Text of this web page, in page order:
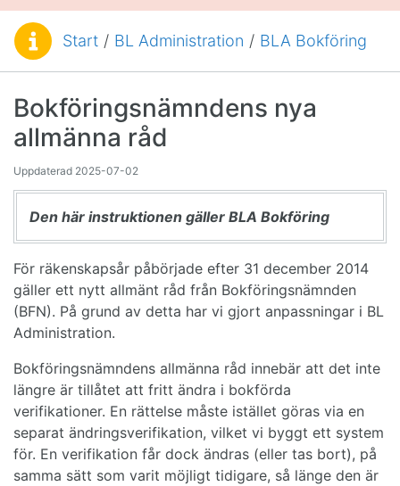
Du är här:Start / BL Administration / BLA Bokföring
Bokföringsnämndens nya
allmänna råd
Uppdaterad 2025-07-02
Den här instruktionen gäller BLA Bokföring
För räkenskapsår påbörjade efter 31 december 2014
gäller ett nytt allmänt råd från Bokföringsnämnden
(BFN). På grund av detta har vi gjort anpassningar i BL
Administration.
Bokföringsnämndens allmänna råd innebär att det inte
längre är tillåtet att fritt ändra i bokförda
verifikationer. En rättelse måste istället göras via en
separat ändringsverifikation, vilket vi byggt ett system
för. En verifikation får dock ändras (eller tas bort), på
samma sätt som varit möjligt tidigare, så länge den är